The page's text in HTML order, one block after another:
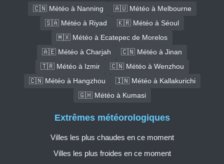
🇨🇳 Météo à Nanning
🇦🇺 Météo à Melbourne
🇸🇦 Météo à Riyad
🇰🇷 Météo à Séoul
🇲🇽 Météo à Ecatepec de Morelos
🇦🇪 Météo à Charjah
🇨🇳 Météo à Jinan
🇹🇷 Météo à Izmir
🇨🇳 Météo à Wenzhou
🇨🇳 Météo à Hangzhou
🇮🇳 Météo à Kallakurichi
🇬🇭 Météo à Kumasi
Extrêmes météorologiques
Villes les plus chaudes en ce moment
Villes les plus froides en ce moment